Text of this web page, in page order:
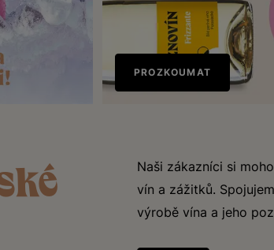
Nově
v prodeji
PROZKOUMAT
Naši zákazníci si
vín a zážitků.
výrobě vína a jeho